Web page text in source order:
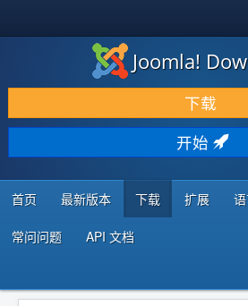
下载 & 扩展
发现 & 学习
社区 & 支持
开发者资源
Joomla!
下载
开始
首页 最新版本 下载 扩展
常问问题 API 文档